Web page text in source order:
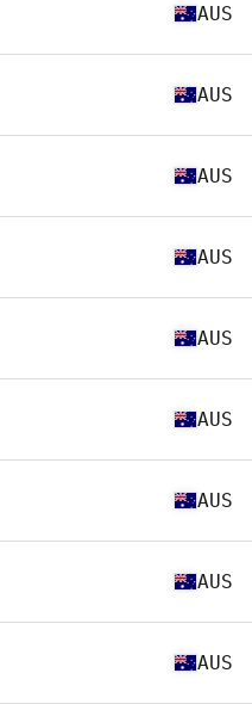
AUS
AUS
AUS
AUS
AUS
AUS
AUS
AUS
AUS